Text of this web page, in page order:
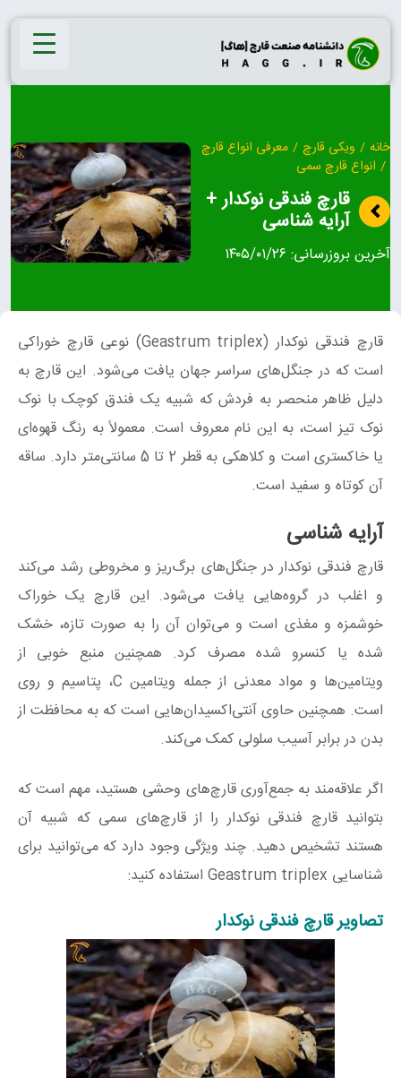
Skip
content
خانه / ویکی قارچ / معرفی انواع قارچ
/ انواع قارچ سمی
قارچ فندقی نوکدار +
آرایه شناسی
آخرین بروزرسانی: ۱۴۰۵/۰۱/۲۶
قارچ فندقی نوکدار (Geastrum triplex) نوعی قارچ خوراکی
است که در جنگل‌های سراسر جهان یافت می‌شود. این قارچ به
دلیل ظاهر منحصر به فردش که شبیه یک فندق کوچک با نوک
نوک تیز است، به این نام معروف است. معمولاً به رنگ قهوه‌ای
یا خاکستری است و کلاهکی به قطر 2 تا 5 سانتی‌متر دارد. ساقه
آن کوتاه و سفید است.
آرایه شناسی
قارچ فندقی نوکدار در جنگل‌های برگ‌ریز و مخروطی رشد می‌کند
و اغلب در گروه‌هایی یافت می‌شود. این قارچ یک خوراک
خوشمزه و مغذی است و می‌توان آن را به صورت تازه، خشک
شده یا کنسرو شده مصرف کرد. همچنین منبع خوبی از
ویتامین‌ها و مواد معدنی از جمله ویتامین C، پتاسیم و روی
است. همچنین حاوی آنتی‌اکسیدان‌هایی است که به محافظت از
بدن در برابر آسیب سلولی کمک می‌کند.
اگر علاقه‌مند به جمع‌آوری قارچ‌های وحشی هستید، مهم است که
بتوانید قارچ فندقی نوکدار را از قارچ‌های سمی که شبیه آن
هستند تشخیص دهید. چند ویژگی وجود دارد که می‌توانید برای
شناسایی Geastrum triplex استفاده کنید:
تصاویر قارچ فندقی نوکدار